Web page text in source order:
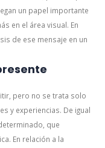
un papel importante
en el área visual. En
de ese mensaje en un
pero no se trata solo
y experiencias. De igual
que
En relación a la